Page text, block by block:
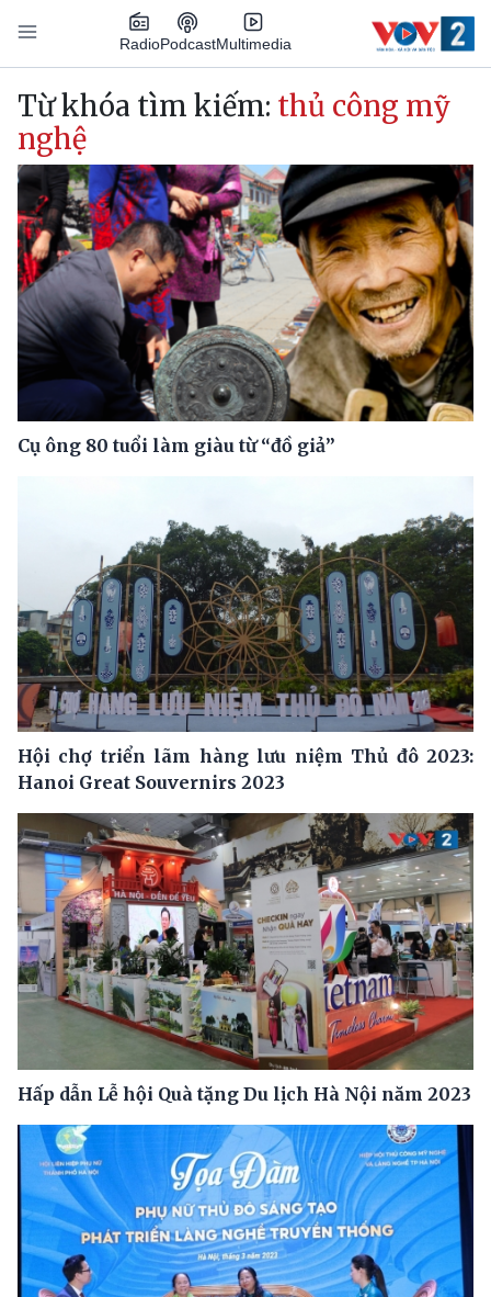
Nhảy đến nội dung
RadioPodcastMultimedia
Main navigation
Từ khóa tìm kiếm: thủ công mỹ
nghệ
Cụ ông 80 tuổi làm giàu từ “đồ giả”
Hội chợ triển lãm hàng lưu niệm Thủ đô 2023:
Hanoi Great Souvernirs 2023
Hấp dẫn Lễ hội Quà tặng Du lịch Hà Nội năm 2023